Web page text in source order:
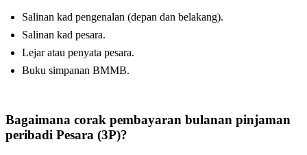
Salinan kad pengenalan (depan dan belakang).
Salinan kad pesara.
Lejar atau penyata pesara.
Buku simpanan BMMB.
Bagaimana corak pembayaran bulanan pinjaman
peribadi Pesara (3P)?